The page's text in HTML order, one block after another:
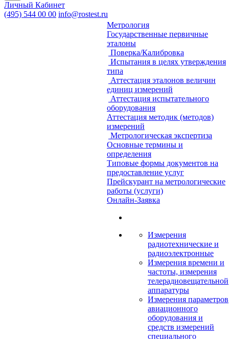
Личный Кабинет
(495) 544 00 00 info@rostest.ru
Метрология
Государственные первичные
эталоны
Поверка/Калибровка
Испытания в целях утверждения
типа
Аттестация эталонов величин
единиц измерений
Аттестация испытательного
оборудования
Аттестация методик (методов)
измерений
Метрологическая экспертиза
Основные термины и
определения
Типовые формы документов на
предоставление услуг
Прейскурант на метрологические
работы (услуги)
Онлайн-Заявка
Измерения
радиотехнические и
радиоэлектронные
Измерения времени и
частоты, измерения
телерадиовещательной
аппаратуры
Измерения параметров
авиационного
оборудования и
средств измерений
специального